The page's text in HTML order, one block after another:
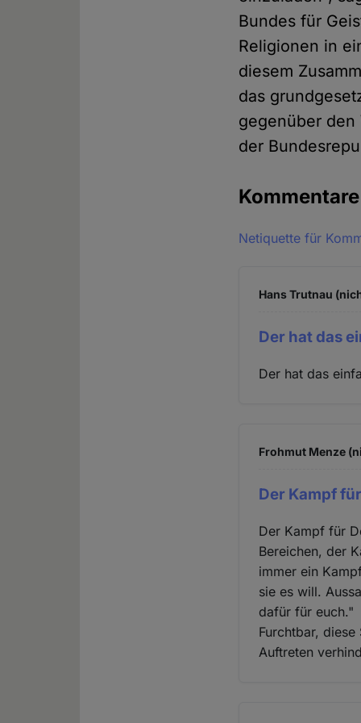
Bundes für
Religionen in
diesem
das
gegenüber den
der
Kommentare
Netiquette für
Hans Trutnau
Der hat das
Der hat das
Frohmut Menze
Der Kampf
Der Kampf für
Bereichen, der
immer ein
sie es will.
dafür für euch."
Furchtbar,
Auftreten